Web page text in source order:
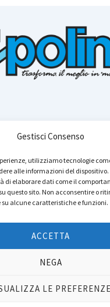
Gestisci Consenso
utilizziamo tecnologie
alle informazioni del dispositivo.
di elaborare dati come il
questo sito. Non acconsentire o
alcune caratteristiche e funzioni.
ACCETTA
NEGA
LE PREFERENZE
Instagram
YouTube
TikTok
Facebook
LinkedIn
WhatsApp
Telegram
MOTORI - Tutti i
Imp: 01804650164 - Bergamo -